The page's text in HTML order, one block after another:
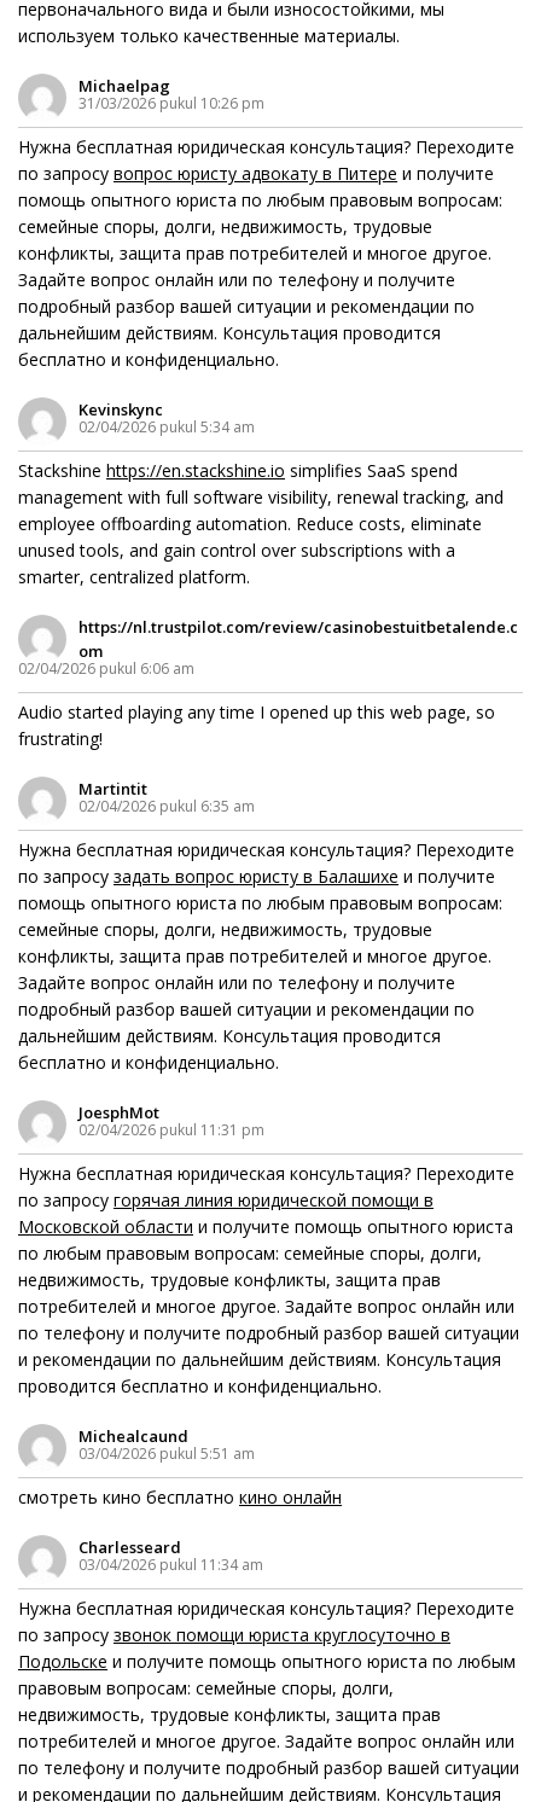
первоначального вида и были износостойкими, мы
используем только качественные материалы.
Michaelpag
31/03/2026 pukul 10:26 pm
Нужна бесплатная юридическая консультация? Переходите
по запросу вопрос юристу адвокату в Питере и получите
помощь опытного юриста по любым правовым вопросам:
семейные споры, долги, недвижимость, трудовые
конфликты, защита прав потребителей и многое другое.
Задайте вопрос онлайн или по телефону и получите
подробный разбор вашей ситуации и рекомендации по
дальнейшим действиям. Консультация проводится
бесплатно и конфиденциально.
Kevinskync
02/04/2026 pukul 5:34 am
Stackshine https://en.stackshine.io simplifies SaaS spend
management with full software visibility, renewal tracking, and
employee offboarding automation. Reduce costs, eliminate
unused tools, and gain control over subscriptions with a
smarter, centralized platform.
https://nl.trustpilot.com/review/casinobestuitbetalende.c
om
02/04/2026 pukul 6:06 am
Audio started playing any time I opened up this web page, so
frustrating!
Martintit
02/04/2026 pukul 6:35 am
Нужна бесплатная юридическая консультация? Переходите
по запросу задать вопрос юристу в Балашихе и получите
помощь опытного юриста по любым правовым вопросам:
семейные споры, долги, недвижимость, трудовые
конфликты, защита прав потребителей и многое другое.
Задайте вопрос онлайн или по телефону и получите
подробный разбор вашей ситуации и рекомендации по
дальнейшим действиям. Консультация проводится
бесплатно и конфиденциально.
JoesphMot
02/04/2026 pukul 11:31 pm
Нужна бесплатная юридическая консультация? Переходите
по запросу горячая линия юридической помощи в
Московской области и получите помощь опытного юриста
по любым правовым вопросам: семейные споры, долги,
недвижимость, трудовые конфликты, защита прав
потребителей и многое другое. Задайте вопрос онлайн или
по телефону и получите подробный разбор вашей ситуации
и рекомендации по дальнейшим действиям. Консультация
проводится бесплатно и конфиденциально.
Michealcaund
03/04/2026 pukul 5:51 am
смотреть кино бесплатно кино онлайн
Charlesseard
03/04/2026 pukul 11:34 am
Нужна бесплатная юридическая консультация? Переходите
по запросу звонок помощи юриста круглосуточно в
Подольске и получите помощь опытного юриста по любым
правовым вопросам: семейные споры, долги,
недвижимость, трудовые конфликты, защита прав
потребителей и многое другое. Задайте вопрос онлайн или
по телефону и получите подробный разбор вашей ситуации
и рекомендации по дальнейшим действиям. Консультация